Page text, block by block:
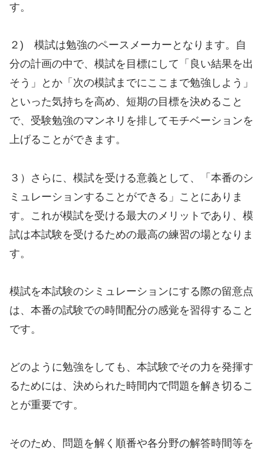
す。
２) 模試は勉強のペースメーカーとなります。自
分の計画の中で、模試を目標にして「良い結果を出
そう」とか「次の模試までにここまで勉強しよう」
といった気持ちを高め、短期の目標を決めること
で、受験勉強のマンネリを排してモチベーションを
上げることができます。
３）さらに、模試を受ける意義として、「本番のシ
ミュレーションすることができる」ことにありま
す。これが模試を受ける最大のメリットであり、模
試は本試験を受けるための最高の練習の場となりま
す。
模試を本試験のシミュレーションにする際の留意点
は、本番の試験での時間配分の感覚を習得すること
です。
どのように勉強をしても、本試験でその力を発揮す
るためには、決められた時間内で問題を解き切るこ
とが重要です。
そのため、問題を解く順番や各分野の解答時間等を